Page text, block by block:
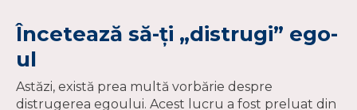
Încetează să-ți „distrugi” ego-
ul
Astăzi, există prea multă vorbărie despre
distrugerea egoului. Acest lucru a fost preluat din